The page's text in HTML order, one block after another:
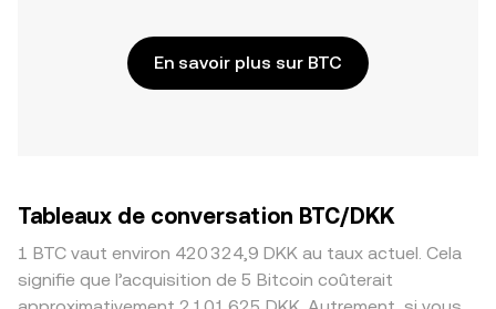
En savoir plus sur BTC
Tableaux de conversation BTC/DKK
1 BTC vaut environ 420 324,9 DKK au taux actuel. Cela
signifie que l’acquisition de 5 Bitcoin coûterait